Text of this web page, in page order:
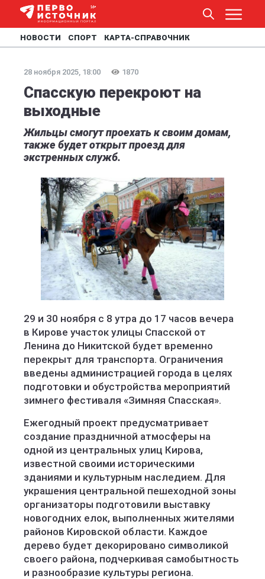
НОВОСТИ СПОРТ КАРТА-СПРАВОЧНИК
28 ноября 2025, 18:00 1870
Спасскую перекроют на
выходные
Жильцы смогут проехать к своим домам,
также будет открыт проезд для
экстренных служб.
29 и 30 ноября с 8 утра до 17 часов вечера
в Кирове участок улицы Спасской от
Ленина до Никитской будет временно
перекрыт для транспорта. Ограничения
введены администрацией города в целях
подготовки и обустройства мероприятий
зимнего фестиваля «Зимняя Спасская».
Ежегодный проект предусматривает
создание праздничной атмосферы на
одной из центральных улиц Кирова,
известной своими историческими
зданиями и культурным наследием. Для
украшения центральной пешеходной зоны
организаторы подготовили выставку
новогодних елок, выполненных жителями
районов Кировской области. Каждое
дерево будет декорировано символикой
своего района, подчеркивая самобытность
и разнообразие культуры региона.